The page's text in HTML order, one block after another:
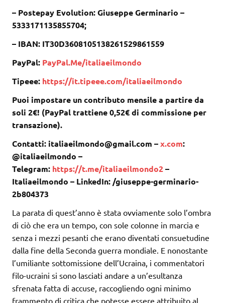
– Postepay Evolution: Giuseppe Germinario –
5333171135855704;
– IBAN: IT30D3608105138261529861559
PayPal: PayPal.Me/italiaeilmondo
Tipeee: https://it.tipeee.com/italiaeilmondo
Puoi impostare un contributo mensile a partire da
soli 2€! (PayPal trattiene 0,52€ di commissione per
transazione).
Contatti: italiaeilmondo@gmail.com –x.com:
@italiaeilmondo –
Telegram: https://t.me/italiaeilmondo2–
Italiaeilmondo – LinkedIn: /giuseppe-germinario-
2b804373
La parata di quest’anno è stata ovviamente solo l’ombra
di ciò che era un tempo, con sole colonne in marcia e
senza i mezzi pesanti che erano diventati consuetudine
dalla fine della Seconda guerra mondiale. E nonostante
l’umiliante sottomissione dell’Ucraina, i commentatori
filo-ucraini si sono lasciati andare a un’esultanza
sfrenata fatta di accuse, raccogliendo ogni minimo
frammento di critica che potesse essere attribuito al